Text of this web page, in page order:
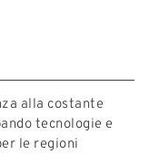
alla costante
tecnologie e
le regioni